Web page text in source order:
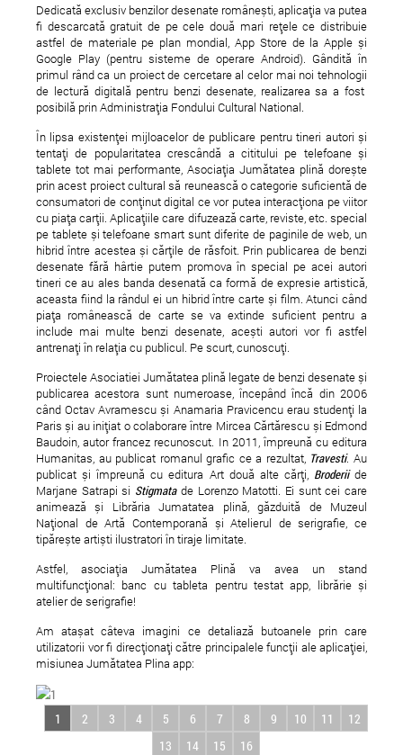
The Secondary Usage of
the Grolsch Bottle
39 de piese
Topshow 40 Radio
2011
Dedicată exclusiv benzilor desenate românești, aplicația va putea
fi descarcată gratuit de pe cele două mari rețele ce distribuie
astfel de materiale pe plan mondial, App Store de la Apple și
Google Play (pentru sisteme de operare Android). Gândită în
primul rând ca un proiect de cercetare al celor mai noi tehnologii
de lectură digitală pentru benzi desenate, realizarea sa a fost
posibilă prin Administrația Fondului Cultural National.
În lipsa existenței mijloacelor de publicare pentru tineri autori și
tentați de popularitatea crescândă a cititului pe telefoane și
tablete tot mai performante, Asociația Jumătatea plină dorește
prin acest proiect cultural să reunească o categorie suficientă de
consumatori de conținut digital ce vor putea interacționa pe viitor
cu piața carții. Aplicațiile care difuzează carte, reviste, etc. special
pe tablete și telefoane smart sunt diferite de paginile de web, un
hibrid între acestea și cărțile de răsfoit. Prin publicarea de benzi
desenate fără hârtie putem promova în special pe acei autori
tineri ce au ales banda desenată ca formă de expresie artistică,
aceasta fiind la rândul ei un hibrid între carte și film. Atunci când
piața românească de carte se va extinde suficient pentru a
include mai multe benzi desenate, acești autori vor fi astfel
antrenați în relația cu publicul. Pe scurt, cunoscuți.
Proiectele Asociatiei Jumătatea plină legate de benzi desenate și
publicarea acestora sunt numeroase, începând încă din 2006
când Octav Avramescu și Anamaria Pravicencu erau studenți la
Paris și au inițiat o colaborare între Mircea Cărtărescu și Edmond
Baudoin, autor francez recunoscut. In 2011, împreună cu editura
Humanitas, au publicat romanul grafic ce a rezultat, Travesti. Au
publicat și împreună cu editura Art două alte cărți, Broderiide
Marjane Satrapi si Stigmatade Lorenzo Matotti. Ei sunt cei care
animează și Librăria Jumatatea plină, găzduită de Muzeul
Național de Artă Contemporană și Atelierul de serigrafie, ce
tipărește artiști ilustratori în tiraje limitate.
Astfel, asociația Jumătatea Plină va avea un stand
multifuncțional: banc cu tableta pentru testat app, librărie și
atelier de serigrafie!
Am atașat câteva imagini ce detaliază butoanele prin care
utilizatorii vor fi direcționați către principalele funcții ale aplicației,
misiunea Jumătatea Plina app:
1 2 3 4 5 6 7 8 9 10 11
12
13
14 15 16